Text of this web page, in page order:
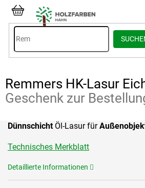
Inhalt
springenWARENKORB
Remmers HK-Lasur
Geschenk zur
DünnschichtÖl-Lasur für
Technisches Merkblatt
Detaillierte Informationen